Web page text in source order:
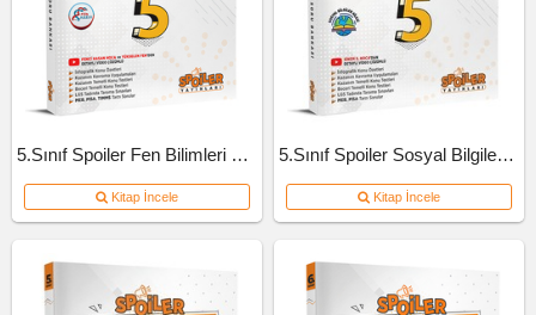
5.Sınıf Spoiler Fen Bilimleri Soru Bankası
Kitap İncele
5.Sınıf Spoiler Sosyal Bilgiler Soru Bankası
Kitap İncele